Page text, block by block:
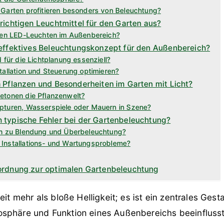
profitieren besonders von Beleuchtung?
Leuchtmittel für den Garten aus?
LED-Leuchten im Außenbereich?
Beleuchtungskonzept für den Außenbereich?
für die Lichtplanung essenziell?
und Steuerung optimieren?
und Besonderheiten im Garten mit Licht?
die Pflanzenwelt?
Wasserspiele oder Mauern in Szene?
typische Fehler bei der Gartenbeleuchtung?
zu Blendung und Überbeleuchtung?
und Wartungsprobleme?
zur optimalen Gartenbeleuchtung
mehr als bloße Helligkeit; es ist ein zentrales
und Funktion eines Außenbereichs